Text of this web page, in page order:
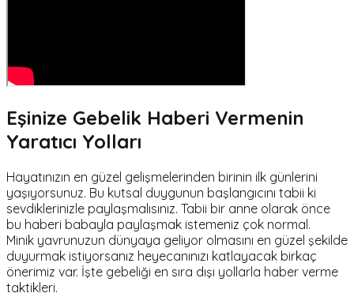
Eşinize Gebelik Haberi Vermenin
Yaratıcı Yolları
Hayatınızın en güzel gelişmelerinden birinin ilk günlerini
yaşıyorsunuz. Bu kutsal duygunun başlangıcını tabii ki
sevdiklerinizle paylaşmalısınız. Tabii bir anne olarak önce
bu haberi babayla paylaşmak istemeniz çok normal.
Minik yavrunuzun dünyaya geliyor olmasını en güzel şekilde
duyurmak istiyorsanız heyecanınızı katlayacak birkaç
önerimiz var. İşte gebeliği en sıra dışı yollarla haber verme
taktikleri.